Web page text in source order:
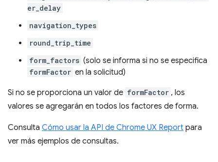
er_delay
navigation_types
round_trip_time
form_factors (solo se informa si no se especifica
formFactor en la solicitud)
Si no se proporciona un valor de formFactor , los
valores se agregarán en todos los factores de forma.
Consulta Cómo usar la API de Chrome UX Report para
ver más ejemplos de consultas.